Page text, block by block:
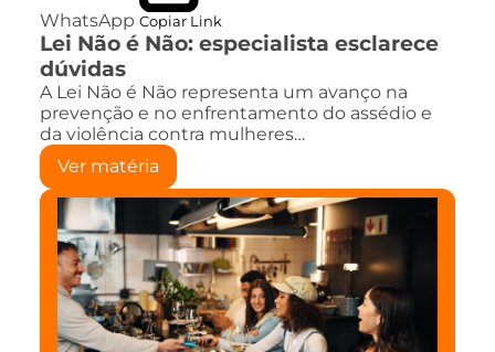
WhatsApp Copiar Link
Lei Não é Não: especialista esclarece
dúvidas
A Lei Não é Não representa um avanço na
prevenção e no enfrentamento do assédio e
da violência contra mulheres…
Ver matéria